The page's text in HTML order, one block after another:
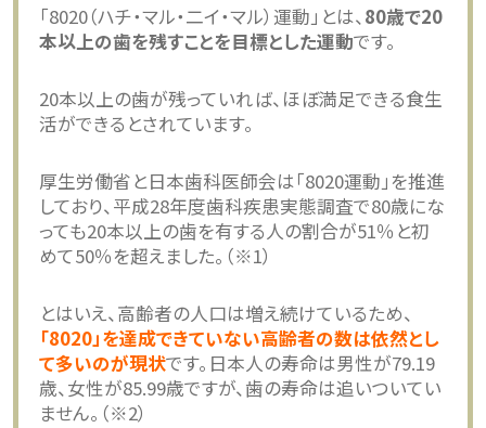
「8020（ハチ・マル・二イ・マル）運動」とは、80歳で20
本以上の歯を残すことを目標とした運動です。
20本以上の歯が残っていれば、ほぼ満足できる食生
活ができるとされています。
厚生労働省と日本歯科医師会は「8020運動」を推進
しており、平成28年度歯科疾患実態調査で80歳にな
っても20本以上の歯を有する人の割合が51％と初
めて50％を超えました。（※1）
とはいえ、高齢者の人口は増え続けているため、
「8020」を達成できていない高齢者の数は依然とし
て多いのが現状です。日本人の寿命は男性が79.19
歳、女性が85.99歳ですが、歯の寿命は追いついてい
ません。（※2）